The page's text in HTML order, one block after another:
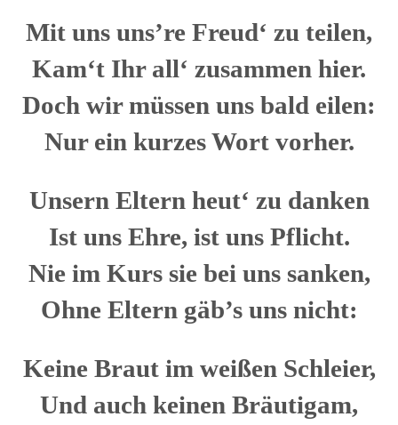
Mit uns uns’re Freud‘ zu teilen,
Kam‘t Ihr all‘ zusammen hier.
Doch wir müssen uns bald eilen:
Nur ein kurzes Wort vorher.
Unsern Eltern heut‘ zu danken
Ist uns Ehre, ist uns Pflicht.
Nie im Kurs sie bei uns sanken,
Ohne Eltern gäb’s uns nicht:
Keine Braut im weißen Schleier,
Und auch keinen Bräutigam,